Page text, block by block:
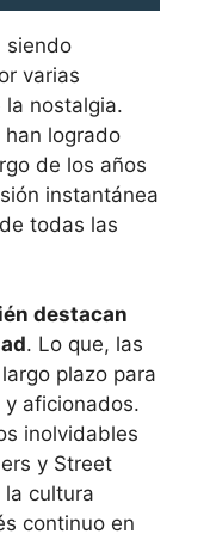
siendo
varias
la nostalgia.
han logrado
de los años
instantánea
todas las
destacan
. Lo que, las
plazo para
aficionados.
inolvidables
y Street
cultura
continuo en